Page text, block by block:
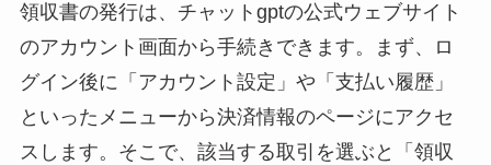
領収書の発行は、チャットgptの公式ウェブサイト
のアカウント画面から手続きできます。まず、ロ
グイン後に「アカウント設定」や「支払い履歴」
といったメニューから決済情報のページにアクセ
スします。そこで、該当する取引を選ぶと「領収